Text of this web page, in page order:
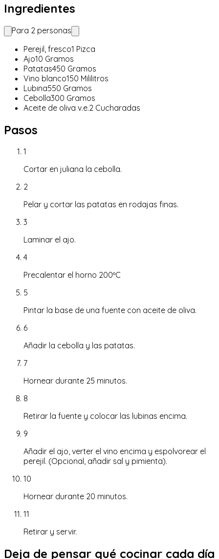
Ingredientes
Para 2 personas
Perejil, fresco1 Pizca
Ajo10 Gramos
Patatas450 Gramos
Vino blanco150 Mililitros
Lubina550 Gramos
Cebolla300 Gramos
Aceite de oliva v.e.2 Cucharadas
Pasos
1
Cortar en juliana la cebolla.
2
Pelar y cortar las patatas en rodajas finas.
3
Laminar el ajo.
4
Precalentar el horno 200ºC
5
Pintar la base de una fuente con aceite de oliva.
6
Añadir la cebolla y las patatas.
7
Hornear durante 25 minutos.
8
Retirar la fuente y colocar las lubinas encima.
9
Añadir el ajo, verter el vino encima y espolvorear el
perejil. (Opcional, añadir sal y pimienta).
10
Hornear durante 20 minutos.
11
Retirar y servir.
Deja de pensar qué cocinar cada día